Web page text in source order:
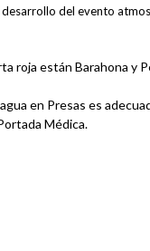
del evento
roja están Barahona y
en Presas es
Médica.